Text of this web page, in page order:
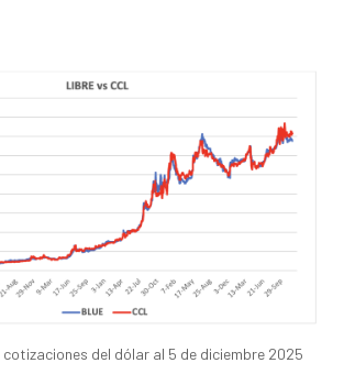
cotizaciones del dólar al 5 de diciembre 2025